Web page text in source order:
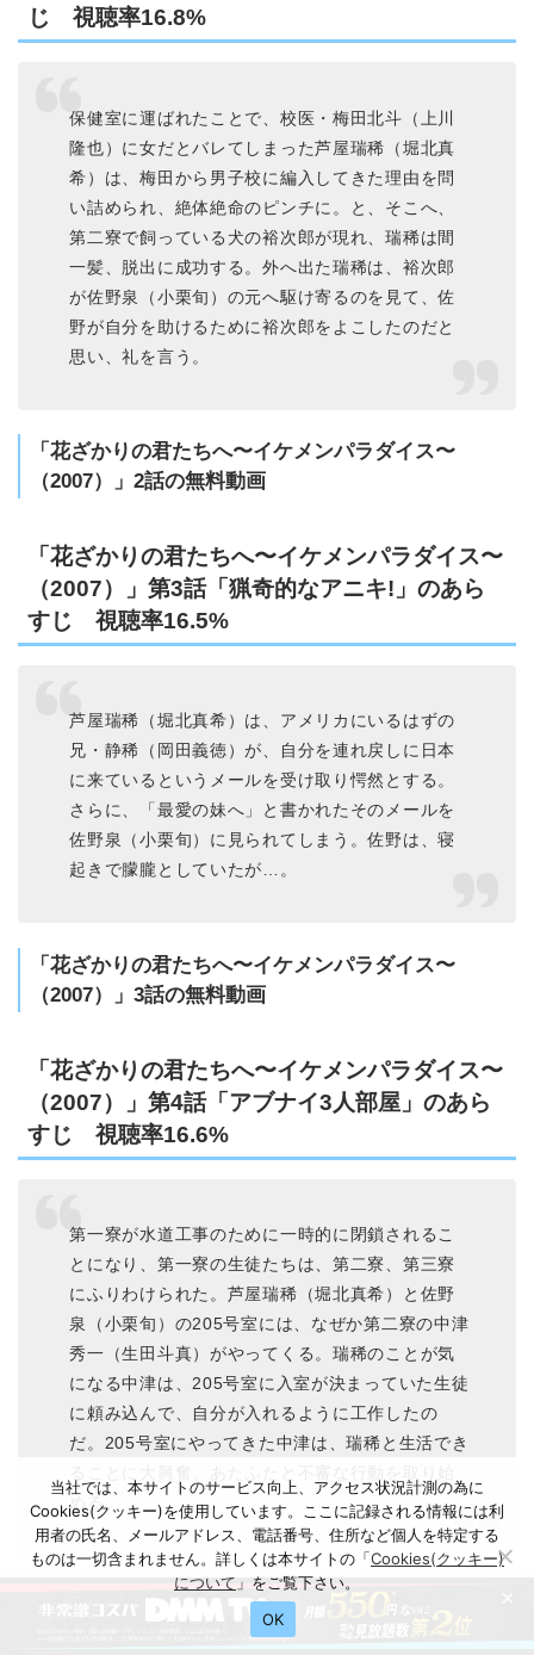
じ 視聴率16.8%
保健室に運ばれたことで、校医・梅田北斗（上川
隆也）に女だとバレてしまった芦屋瑞稀（堀北真
希）は、梅田から男子校に編入してきた理由を問
い詰められ、絶体絶命のピンチに。と、そこへ、
第二寮で飼っている犬の裕次郎が現れ、瑞稀は間
一髪、脱出に成功する。外へ出た瑞稀は、裕次郎
が佐野泉（小栗旬）の元へ駆け寄るのを見て、佐
野が自分を助けるために裕次郎をよこしたのだと
思い、礼を言う。
「花ざかりの君たちへ〜イケメンパラダイス〜
（2007）」2話の無料動画
「花ざかりの君たちへ〜イケメンパラダイス〜
（2007）」第3話「猟奇的なアニキ!」のあら
すじ 視聴率16.5%
芦屋瑞稀（堀北真希）は、アメリカにいるはずの
兄・静稀（岡田義徳）が、自分を連れ戻しに日本
に来ているというメールを受け取り愕然とする。
さらに、「最愛の妹へ」と書かれたそのメールを
佐野泉（小栗旬）に見られてしまう。佐野は、寝
起きで朦朧としていたが…。
「花ざかりの君たちへ〜イケメンパラダイス〜
（2007）」3話の無料動画
「花ざかりの君たちへ〜イケメンパラダイス〜
（2007）」第4話「アブナイ3人部屋」のあら
すじ 視聴率16.6%
第一寮が水道工事のために一時的に閉鎖されるこ
とになり、第一寮の生徒たちは、第二寮、第三寮
にふりわけられた。芦屋瑞稀（堀北真希）と佐野
泉（小栗旬）の205号室には、なぜか第二寮の中津
秀一（生田斗真）がやってくる。瑞稀のことが気
になる中津は、205号室に入室が決まっていた生徒
に頼み込んで、自分が入れるように工作したの
だ。205号室にやってきた中津は、瑞稀と生活でき
める。
「花ざかりの君たちへ〜イケメンパラダイス〜
（2007）」4話の無料動画
当社では、本サイトのサービス向上、アクセス状況計測の為に
Cookies(クッキー)を使用しています。ここに記録される情報には利
用者の氏名、メールアドレス、電話番号、住所など個人を特定する
ものは一切含まれません。詳しくは本サイトの「Cookies(クッキー)
について 」をご覧下さい。
OK